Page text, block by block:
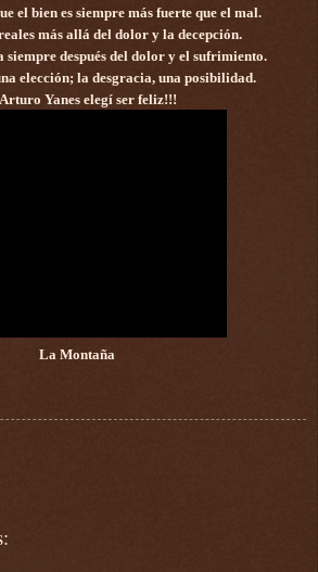
el bien es siempre más fuerte que el mal.
más allá del dolor y la decepción.
después del dolor y el sufrimiento.
elección; la desgracia, una posibilidad.
Yanes elegí ser feliz!!!
La Montaña